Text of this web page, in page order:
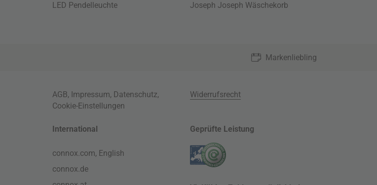
LED Pendelleuchte
Joseph Joseph Wäschekorb
Markenliebling
AGB, Impressum, Datenschutz,
Cookie-Einstellungen
Widerrufsrecht
International
connox.com, English
connox.de
Geprüfte Leistung